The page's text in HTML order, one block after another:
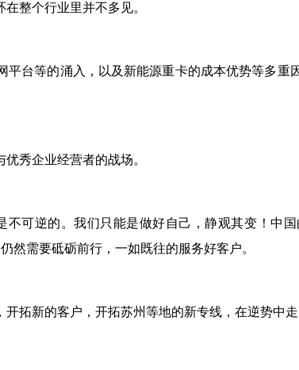
整个行业里并不多见。
台等的涌入，以及新能源重卡的成本优势等多重
秀企业经营者的战场。
不可逆的。我们只能是做好自己，静观其变！中
然需要砥砺前行，一如既往的服务好客户。
拓新的客户，开拓苏州等地的新专线，在逆势中